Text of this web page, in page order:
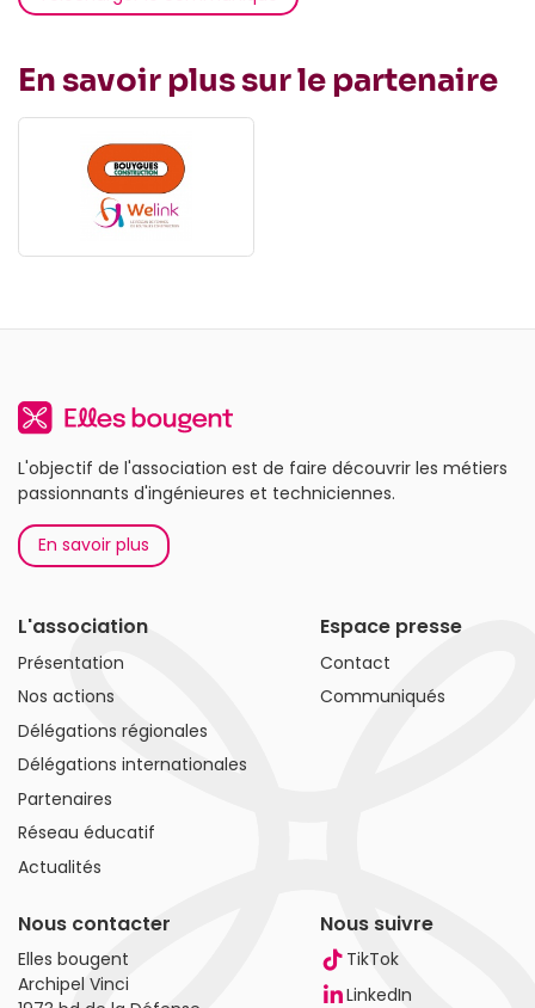
En savoir plus sur le partenaire
L'objectif de l'association est de faire découvrir les métiers
passionnants d'ingénieures et techniciennes.
En savoir plus
L'association
Présentation
Nos actions
Délégations régionales
Délégations internationales
Partenaires
Réseau éducatif
Actualités
Espace presse
Contact
Communiqués
Nous contacter
Elles bougent
Archipel Vinci
Nous suivre
TikTok
LinkedIn